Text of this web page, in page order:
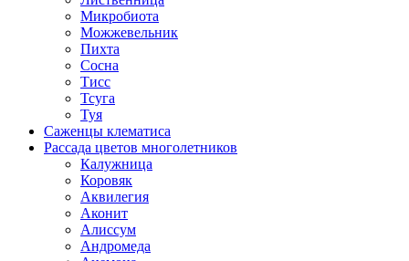
Микробиота
Можжевельник
Пихта
Сосна
Тисс
Тсуга
Туя
Саженцы клематиса
Рассада цветов многолетников
Калужница
Коровяк
Аквилегия
Аконит
Алиссум
Андромеда